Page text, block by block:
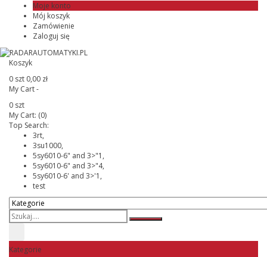
Moje konto
Mój koszyk
Zamówienie
Zaloguj się
Koszyk
0 szt 0,00 zł
My Cart -
0 szt
My Cart: (0)
Top Search:
3rt,
3su1000,
5sy6010-6" and 3>"1,
5sy6010-6" and 3>"4,
5sy6010-6' and 3>'1,
test
Kategorie